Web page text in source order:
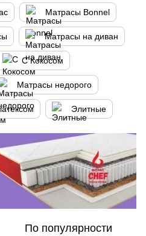
Матрасы Bonnel
Матрасы на диван
С Кокосом
Матрасы недорого
Элитные
По популярности